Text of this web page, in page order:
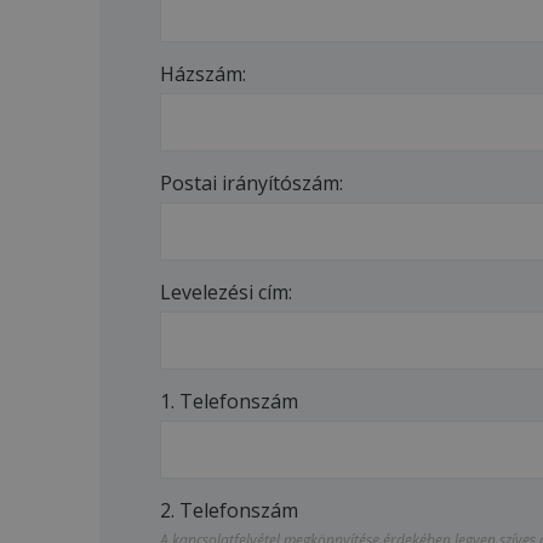
Házszám:
Postai irányítószám:
Levelezési cím:
1. Telefonszám
2. Telefonszám